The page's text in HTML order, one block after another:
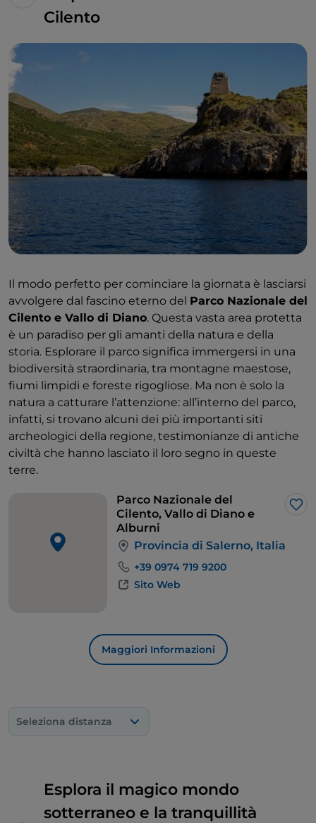
Cilento
Il modo perfetto per cominciare la giornata è lasciarsi
avvolgere dal fascino eterno del Parco Nazionale del
Cilento e Vallo di Diano. Questa vasta area protetta
è un paradiso per gli amanti della natura e della
storia. Esplorare il parco significa immergersi in una
biodiversità straordinaria, tra montagne maestose,
fiumi limpidi e foreste rigogliose. Ma non è solo la
natura a catturare l’attenzione: all’interno del parco,
infatti, si trovano alcuni dei più importanti siti
archeologici della regione, testimonianze di antiche
civiltà che hanno lasciato il loro segno in queste
terre.
Parco Nazionale del
Cilento, Vallo di Diano e
Alburni
Provincia di Salerno, Italia
+39 0974 719 9200
Sito Web
Maggiori Informazioni
Seleziona distanza
Esplora il magico mondo
sotterraneo e la tranquillità